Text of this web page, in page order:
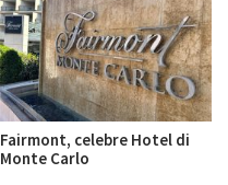
Fairmont, celebre Hotel di
Monte Carlo